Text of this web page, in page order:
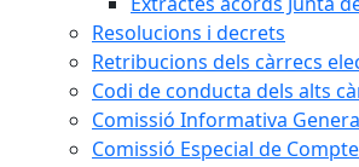
Resolucions i decrets
Retribucions dels càrrecs
Codi de conducta dels alts
Comissió Informativa
Comissió Especial de